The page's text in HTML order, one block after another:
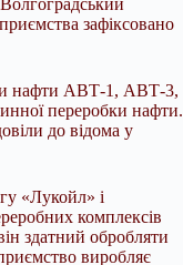
зафiксовано
нафти АВТ-1, АВТ-3,
переробки нафти.
до вiдома у
«Лукойл» i
комплексiв
здатний обробляти
виробляє